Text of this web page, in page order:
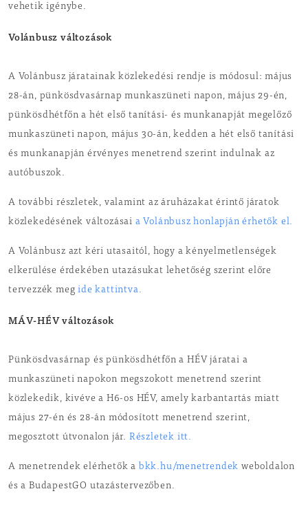
vehetik igénybe.
Volánbusz változások
A Volánbusz járatainak közlekedési rendje is módosul: május
28-án, pünkösdvasárnap munkaszüneti napon, május 29-én,
pünkösdhétfőn a hét első tanítási- és munkanapját megelőző
munkaszüneti napon, május 30-án, kedden a hét első tanítási
és munkanapján érvényes menetrend szerint indulnak az
autóbuszok.
A további részletek, valamint az áruházakat érintő járatok
közlekedésének változásai a Volánbusz honlapján érhetők el.
A Volánbusz azt kéri utasaitól, hogy a kényelmetlenségek
elkerülése érdekében utazásukat lehetőség szerint előre
tervezzék megide kattintva.
MÁV-HÉV változások
Pünkösdvasárnap és pünkösdhétfőn a HÉV járatai a
munkaszüneti napokon megszokott menetrend szerint
közlekedik, kivéve a H6-os HÉV, amely karbantartás miatt
május 27-én és 28-án módosított menetrend szerint,
megosztott útvonalon jár. Részletek itt.
A menetrendek elérhetők a bkk.hu/menetrendek weboldalon
és a BudapestGO utazástervezőben.